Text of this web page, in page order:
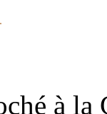
à la